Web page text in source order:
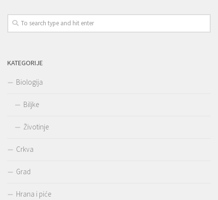
KATEGORIJE
Biologija
Biljke
Životinje
Crkva
Grad
Hrana i piće